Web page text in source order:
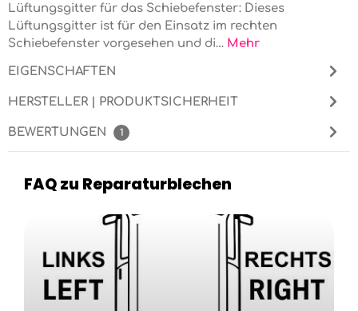
Lüftungsgitter für das Schiebefenster: Dieses
Lüftungsgitter ist für den Einsatz im rechten
Schiebefenster vorgesehen und di… Mehr
EIGENSCHAFTEN
HERSTELLER | PRODUKTSICHERHEIT
BEWERTUNGEN 1
FAQ zu Reparaturblechen
Kategoriegalerie überspringen